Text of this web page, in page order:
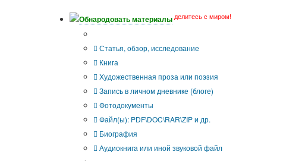
Обнародовать материалы делитесь с миром!
Статья, обзор, исследование
Книга
Художественная проза или поэзия
Запись в личном дневнике (блоге)
Фотодокументы
Файл(ы): PDF\DOC\RAR\ZIP и др.
Биография
Аудиокнига или иной звуковой файл